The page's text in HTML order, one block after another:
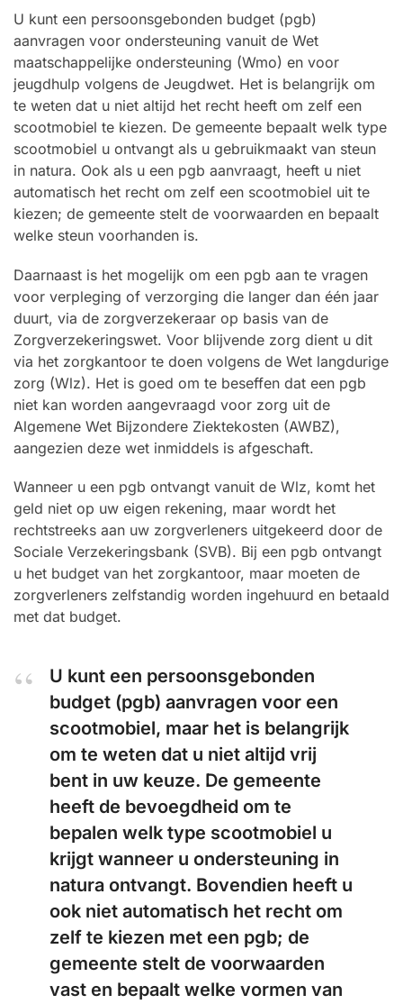
U kunt een persoonsgebonden budget (pgb)
aanvragen voor ondersteuning vanuit de Wet
maatschappelijke ondersteuning (Wmo) en voor
jeugdhulp volgens de Jeugdwet. Het is belangrijk om
te weten dat u niet altijd het recht heeft om zelf een
scootmobiel te kiezen. De gemeente bepaalt welk type
scootmobiel u ontvangt als u gebruikmaakt van steun
in natura. Ook als u een pgb aanvraagt, heeft u niet
automatisch het recht om zelf een scootmobiel uit te
kiezen; de gemeente stelt de voorwaarden en bepaalt
welke steun voorhanden is.
Daarnaast is het mogelijk om een pgb aan te vragen
voor verpleging of verzorging die langer dan één jaar
duurt, via de zorgverzekeraar op basis van de
Zorgverzekeringswet. Voor blijvende zorg dient u dit
via het zorgkantoor te doen volgens de Wet langdurige
zorg (Wlz). Het is goed om te beseffen dat een pgb
niet kan worden aangevraagd voor zorg uit de
Algemene Wet Bijzondere Ziektekosten (AWBZ),
aangezien deze wet inmiddels is afgeschaft.
Wanneer u een pgb ontvangt vanuit de Wlz, komt het
geld niet op uw eigen rekening, maar wordt het
rechtstreeks aan uw zorgverleners uitgekeerd door de
Sociale Verzekeringsbank (SVB). Bij een pgb ontvangt
u het budget van het zorgkantoor, maar moeten de
zorgverleners zelfstandig worden ingehuurd en betaald
met dat budget.
U kunt een persoonsgebonden
budget (pgb) aanvragen voor een
scootmobiel, maar het is belangrijk
om te weten dat u niet altijd vrij
bent in uw keuze. De gemeente
heeft de bevoegdheid om te
bepalen welk type scootmobiel u
krijgt wanneer u ondersteuning in
natura ontvangt. Bovendien heeft u
ook niet automatisch het recht om
zelf te kiezen met een pgb; de
gemeente stelt de voorwaarden
vast en bepaalt welke vormen van